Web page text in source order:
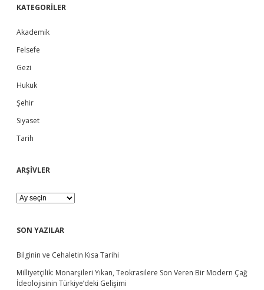
t
a
m
S
i
d
e
b
r
KATEGORİLER
Akademik
Felsefe
Gezi
Hukuk
Şehir
Siyaset
Tarih
ARŞİVLER
A
R
İ
E
R
SON YAZILAR
Bilginin ve Cehaletin Kısa Tarihi
Milliyetçilik: Monarşileri Yıkan, Teokrasilere Son Veren Bir Modern Çağ
İdeolojisinin Türkiye’deki Gelişimi